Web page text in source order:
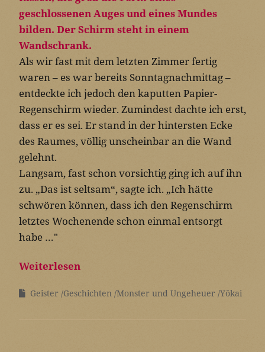
Als wir fast mit dem letzten Zimmer fertig
waren – es war bereits Sonntagnachmittag –
entdeckte ich jedoch den kaputten Papier-
Regenschirm wieder. Zumindest dachte ich erst,
dass er es sei. Er stand in der hintersten Ecke
des Raumes, völlig unscheinbar an die Wand
gelehnt.
Langsam, fast schon vorsichtig ging ich auf ihn
zu. „Das ist seltsam“, sagte ich. „Ich hätte
schwören können, dass ich den Regenschirm
letztes Wochenende schon einmal entsorgt
habe …"
Weiterlesen
Geister Geschichten Monster und Ungeheuer Yōkai